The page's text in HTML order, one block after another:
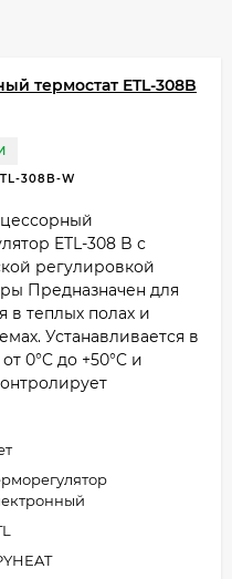
термостат ETL-308B
308B-W
ETL-308 B с
регулировкой
Предназначен для
в теплых полах и
Устанавливается в
0°C​ до +50°C​ и